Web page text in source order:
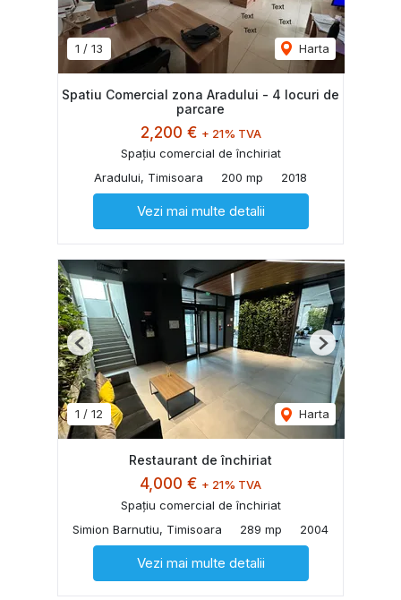
1 / 13 Harta
Spatiu Comercial zona Aradului - 4 locuri de
parcare
2,200 € + 21% TVA
Spațiu comercial de închiriat
Aradului, Timisoara
200 mp 2018
Vezi mai multe detalii
1 / 12 Harta
Previous Next
Restaurant de închiriat
4,000 € + 21% TVA
Spațiu comercial de închiriat
Simion Barnutiu, Timisoara
289 mp 2004
Vezi mai multe detalii